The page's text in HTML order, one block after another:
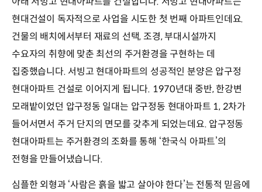
현대건설이 독자적으로 사업을 시도한 첫 번째 아파트인데요.
건물의 배치에서부터 재료의 선택, 조경, 부대시설까지
수요자의 취향에 맞춘 최선의 주거환경을 구현하는 데
집중했습니다. 서빙고 현대아파트의 성공적인 분양은 압구정
현대아파트 건설로 이어지게 됩니다. 1970년대 중반, 한강변
모래밭이었던 압구정동 일대는 압구정동 현대아파트 1, 2차가
들어서면서 주거 단지의 면모를 갖추게 되었는데요. 압구정동
현대아파트는 주거환경의 조화를 통해 ‘한국식 아파트’의
전형을 만들어냈습니다.
심플한 외형과 ‘사람은 흙을 밟고 살아야 한다’는 전통적 믿음에